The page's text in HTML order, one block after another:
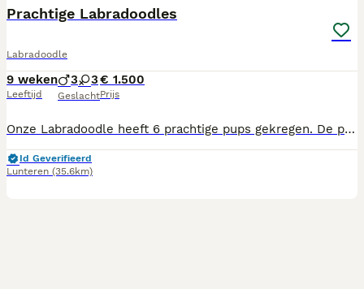
Prachtige Labradoodles
Labradoodle
9 weken
Leeftijd
3 3
Geslacht
€ 1.500
Prijs
Onze Labradoodle heeft 6 prachtige pups gekregen. De pup met het rode halsbandje heeft een héél klein navelbreukje. Verder zijn alle pups gezond verklaard! Haar pups zijn geboren op 05-06-2026. Over 2 weken (vanaf 1 aug) mogen de pups het nestje verlaten. Vader Bobby is een blonde Labradoodle en is opgegroeid met een gezin Moeder Loeska is een zwarte Labradoodle en is ook te zien bij haar pups. Onze pups groeien op in huiselijke kring met veel aandacht, knuffels en dagelijkse prikkels. Ook buiten spelen ze graag en veel met de kinderen. Zijn de kinderen er niet, dan vermaken ze zich ook prima met elkaar. Onze pups zijn: - Gechipt. - Ontwormt volgens schema. - Geënt en geregistreerd. - Europees paspoort. - Dierenarts controle. Bij het ophalen van de pups krijgt u een knuffeltje mee met de moeder/nest geur, en een buideltje voer wat ze gewend zijn, voor de eerste 2 dagen. Heeft u interesse, maar wilt u eerst fijn op vakantie? Dat kan.... In overleg is er veel mogelijk! Wij passen tijdens uw vakantie graag op uw pup. Vraagprijs €1500,00 Nieuwschierig geworden? Of heeft u vragen? Bel of App 0619504475. (Wij zijn niet bereikbaar op zondag) Pup met rose band is verkocht.
Id Geverifieerd
Lunteren (35.6km)